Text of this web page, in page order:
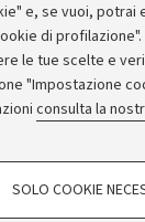
e, se vuoi, potrai
di profilazione".
le tue scelte e
"Impostazione
consulta la
-
SOLO COOKIE
Comunicati
Redazione
Rassegna